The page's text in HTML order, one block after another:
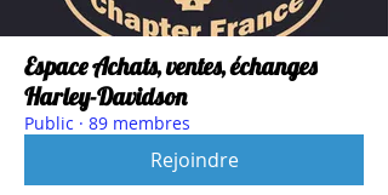
Espace Achats, ventes, échanges
Harley-Davidson
Public · 89 membres
Rejoindre